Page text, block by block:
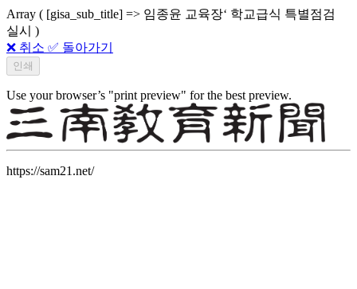
Array ( [gisa_sub_title] => 임종윤 교육장‘ 학교급식 특별점검
실시 )
❌ 취소 ✅ 돌아가기
Use your browser’s "print preview" for the best preview.
https://sam21.net/